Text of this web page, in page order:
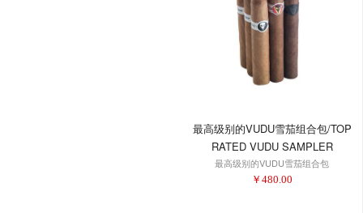
最高级别的VUDU雪茄组合包/TOP
RATED VUDU SAMPLER
最高级别的VUDU雪茄组合包
￥ 480.00